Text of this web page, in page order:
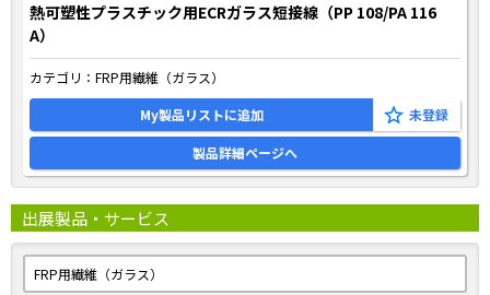
熱可塑性プラスチック用ECRガラス短接線（PP 108/PA 116
A）
カテゴリ： FRP用繊維（ガラス）
My製品リストに追加
製品詳細ページへ
出展製品・サービス
FRP用繊維（ガラス）